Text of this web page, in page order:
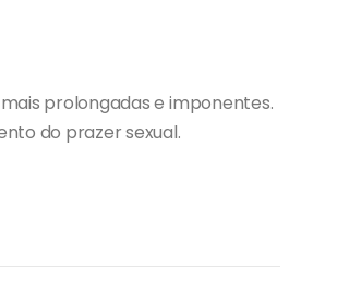
prolongadas e imponentes.
do prazer sexual.